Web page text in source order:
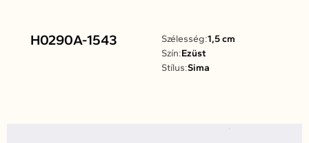
H0290A-1543 Szélesség:1,5 cm
Szín:Ezüst
Stílus:Sima